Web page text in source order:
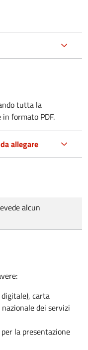
tutta la
formato PDF.
allegare
alcun
carta
dei servizi
la presentazione